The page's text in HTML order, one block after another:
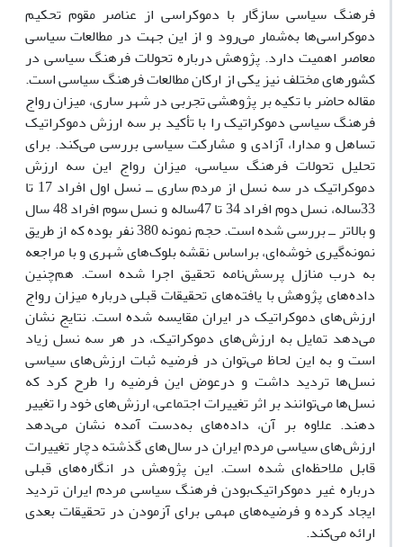
فرهنگ سیاسى سازگار با دموکراسى از عناصر مقوم تحکیم
دموکراسى‌ها به‌شمار مى‌رود و از این جهت در مطالعات سیاسى
معاصر اهمیت دارد. پژوهش درباره تحولات فرهنگ سیاسى در
کشورهاى مختلف نیز یکى از ارکان مطالعات فرهنگ سیاسى است.
مقاله حاضر با تکیه بر پژوهشى تجربى در شهر سارى، میزان رواج
فرهنگ سیاسى دموکراتیک را با تأکید بر سه ارزش دموکراتیک
تساهل و مدارا، آزادى و مشارکت سیاسى بررسى مى‌کند. براى
تحلیل تحولات فرهنگ سیاسى، میزان رواج این سه ارزش
دموکراتیک در سه نسل از مردم سارى ــ نسل اول افراد 17 تا
33ساله، نسل دوم افراد 34 تا 47ساله و نسل سوم افراد 48 سال
و بالاتر ــ بررسى شده است. حجم نمونه 380 نفر بوده که از طریق
نمونه‌گیرى خوشه‌اى، براساس نقشه بلوک‌هاى شهرى و با مراجعه
به درب منازل پرسش‌نامه تحقیق اجرا شده است. هم‌چنین
داده‌هاى پژوهش با یافته‌هاى تحقیقات قبلى درباره میزان رواج
ارزش‌هاى دموکراتیک در ایران مقایسه شده است. نتایج نشان
مى‌دهد تمایل به ارزش‌هاى دموکراتیک، در هر سه نسل زیاد
است و به این لحاظ مى‌توان در فرضیه ثبات ارزش‌هاى سیاسى
نسل‌ها تردید داشت و درعوض این فرضیه را طرح کرد که
نسل‌ها مى‌توانند بر اثر تغییرات اجتماعى، ارزش‌هاى خود را تغییر
دهند. علاوه بر آن، داده‌هاى به‌دست آمده نشان مى‌دهد
ارزش‌هاى سیاسى مردم ایران در سال‌هاى گذشته دچار تغییرات
قابل ملاحظه‌اى شده است. این پژوهش در انگاره‌هاى قبلى
درباره غیر دموکراتیک‌بودن فرهنگ سیاسى مردم ایران تردید
ایجاد کرده و فرضیه‌هاى مهمى براى آزمودن در تحقیقات بعدى
ارائه مى‌کند.